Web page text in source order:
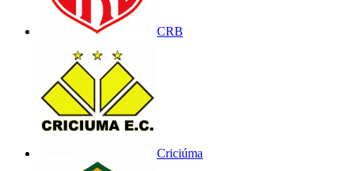
CRB
Criciúma